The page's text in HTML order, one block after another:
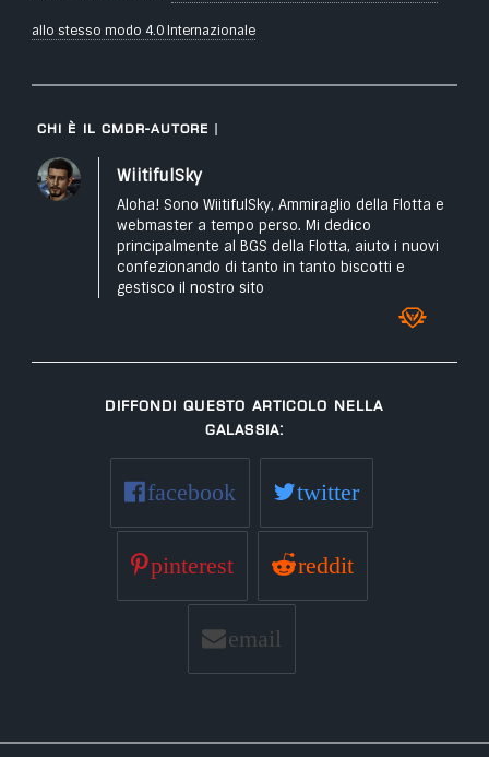
allo stesso modo 4.0 Internazionale
Chi è il CMDR-Autore
WiitifulSky
Aloha! Sono WiitifulSky, Ammiraglio della Flotta e
webmaster a tempo perso. Mi dedico
principalmente al BGS della Flotta, aiuto i nuovi
confezionando di tanto in tanto biscotti e
gestisco il nostro sito
Diffondi questo articolo nella
Galassia:
facebook twitter
pinterest reddit
email